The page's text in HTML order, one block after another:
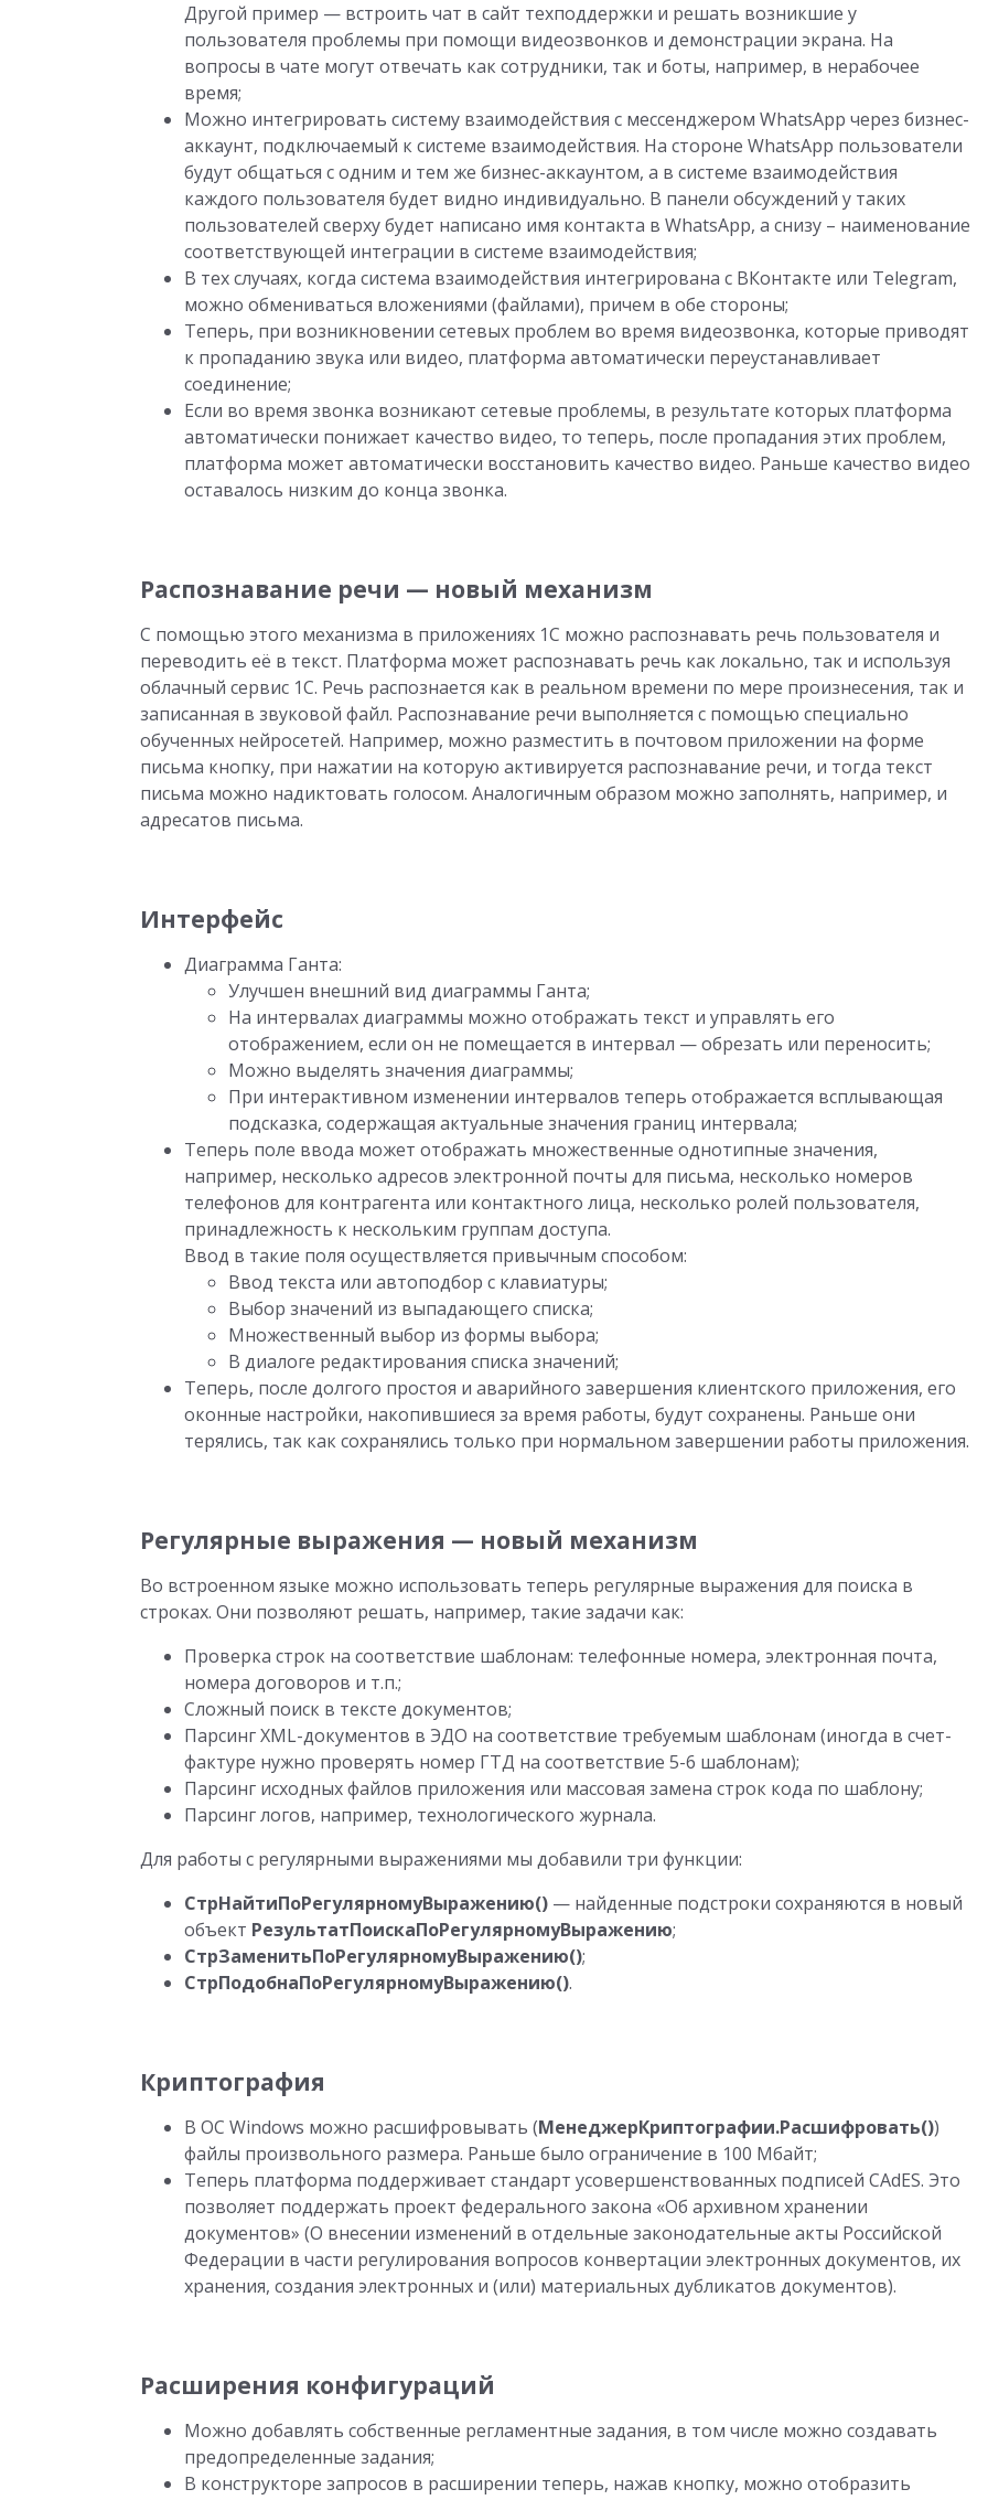
Другой пример — встроить чат в сайт техподдержки и решать возникшие у
пользователя проблемы при помощи видеозвонков и демонстрации экрана. На
вопросы в чате могут отвечать как сотрудники, так и боты, например, в нерабочее
время;
Можно интегрировать систему взаимодействия с мессенджером WhatsApp через бизнес-
аккаунт, подключаемый к системе взаимодействия. На стороне WhatsApp пользователи
будут общаться с одним и тем же бизнес-аккаунтом, а в системе взаимодействия
каждого пользователя будет видно индивидуально. В панели обсуждений у таких
пользователей сверху будет написано имя контакта в WhatsApp, а снизу – наименование
соответствующей интеграции в системе взаимодействия;
В тех случаях, когда система взаимодействия интегрирована с ВКонтакте или Telegram,
можно обмениваться вложениями (файлами), причем в обе стороны;
Теперь, при возникновении сетевых проблем во время видеозвонка, которые приводят
к пропаданию звука или видео, платформа автоматически переустанавливает
соединение;
Если во время звонка возникают сетевые проблемы, в результате которых платформа
автоматически понижает качество видео, то теперь, после пропадания этих проблем,
платформа может автоматически восстановить качество видео. Раньше качество видео
оставалось низким до конца звонка.
Распознавание речи — новый механизм
С помощью этого механизма в приложениях 1С можно распознавать речь пользователя и
переводить её в текст. Платформа может распознавать речь как локально, так и используя
облачный сервис 1С. Речь распознается как в реальном времени по мере произнесения, так и
записанная в звуковой файл. Распознавание речи выполняется с помощью специально
обученных нейросетей. Например, можно разместить в почтовом приложении на форме
письма кнопку, при нажатии на которую активируется распознавание речи, и тогда текст
письма можно надиктовать голосом. Аналогичным образом можно заполнять, например, и
адресатов письма.
Интерфейс
Диаграмма Ганта:
Улучшен внешний вид диаграммы Ганта;
На интервалах диаграммы можно отображать текст и управлять его
отображением, если он не помещается в интервал — обрезать или переносить;
Можно выделять значения диаграммы;
При интерактивном изменении интервалов теперь отображается всплывающая
подсказка, содержащая актуальные значения границ интервала;
Теперь поле ввода может отображать множественные однотипные значения,
например, несколько адресов электронной почты для письма, несколько номеров
телефонов для контрагента или контактного лица, несколько ролей пользователя,
принадлежность к нескольким группам доступа.
Ввод в такие поля осуществляется привычным способом:
Ввод текста или автоподбор с клавиатуры;
Выбор значений из выпадающего списка;
Множественный выбор из формы выбора;
В диалоге редактирования списка значений;
Теперь, после долгого простоя и аварийного завершения клиентского приложения, его
оконные настройки, накопившиеся за время работы, будут сохранены. Раньше они
терялись, так как сохранялись только при нормальном завершении работы приложения.
Регулярные выражения — новый механизм
Во встроенном языке можно использовать теперь регулярные выражения для поиска в
строках. Они позволяют решать, например, такие задачи как:
Проверка строк на соответствие шаблонам: телефонные номера, электронная почта,
номера договоров и т.п.;
Сложный поиск в тексте документов;
Парсинг XML-документов в ЭДО на соответствие требуемым шаблонам (иногда в счет-
фактуре нужно проверять номер ГТД на соответствие 5-6 шаблонам);
Парсинг исходных файлов приложения или массовая замена строк кода по шаблону;
Парсинг логов, например, технологического журнала.
Для работы с регулярными выражениями мы добавили три функции:
СтрНайтиПоРегулярномуВыражению() — найденные подстроки сохраняются в новый
объект РезультатПоискаПоРегулярномуВыражению;
СтрЗаменитьПоРегулярномуВыражению();
СтрПодобнаПоРегулярномуВыражению().
Криптография
B ОС Windows можно расшифровывать (МенеджерКриптографии.Расшифровать())
файлы произвольного размера. Раньше было ограничение в 100 Мбайт;
Теперь платформа поддерживает стандарт усовершенствованных подписей CAdES. Это
позволяет поддержать проект федерального закона «Об архивном хранении
документов» (О внесении изменений в отдельные законодательные акты Российской
Федерации в части регулирования вопросов конвертации электронных документов, их
хранения, создания электронных и (или) материальных дубликатов документов).
Расширения конфигураций
Можно добавлять собственные регламентные задания, в том числе можно создавать
предопределенные задания;
В конструкторе запросов в расширении теперь, нажав кнопку, можно отобразить